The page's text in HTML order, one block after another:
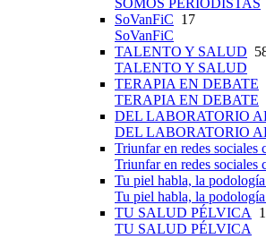
SOMOS PERIODISTAS
SoVanFiC 17
SoVanFiC
TALENTO Y SALUD
TALENTO Y SALUD
TERAPIA EN DEBATE
TERAPIA EN DEBATE
DEL LABORATORIO
DEL LABORATORIO
Triunfar en redes sociales
Triunfar en redes sociales
Tu piel habla, la
Tu piel habla, la
TU SALUD PÉLVICA
1
TU SALUD PÉLVICA